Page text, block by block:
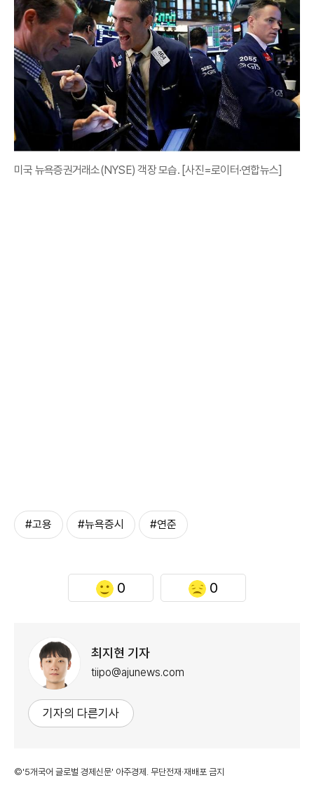
미국 뉴욕증권거래소(NYSE) 객장 모습. [사진=로이터·연합뉴스]
#고용 #뉴욕증시 #연준
0 0
최지현 기자
tiipo@ajunews.com
기자의 다른기사
©'5개국어 글로벌 경제신문' 아주경제. 무단전재·재배포 금지